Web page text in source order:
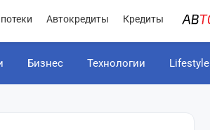
Автокредиты Кредиты
Бизнес Технологии Lifestyle